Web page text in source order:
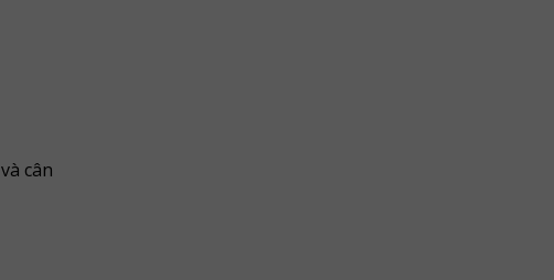
cân